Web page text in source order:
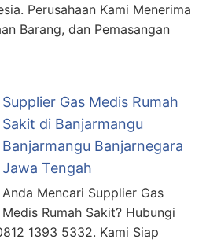
Perusahaan Kami Menerima
Barang, dan Pemasangan
Supplier Gas Medis Rumah
Sakit di Banjarmangu
Banjarmangu Banjarnegara
Jawa Tengah
Anda Mencari Supplier Gas
Medis Rumah Sakit? Hubungi
1393 5332. Kami Siap